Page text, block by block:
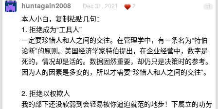
11
huntagain2008 Dec 31, 2021 2
本人小白，复制粘贴几句：
1. 拒绝成为“工具人”
一定要珍惜人和人之间的交往。在管理学中，有一条名为“特伯
论断”的原则。美国经济学家特伯提出，在企业经营中，数字是
死的，情况却是活的。数据固然重要，却仍只是决策时的参考。
因为人的因素是多变的，所以才需要“珍惜人和人之间的交往”。
2. 拒绝以权欺人
我的部下还没软弱到会轻易被你逼迫就范的地步！下属立的功劳